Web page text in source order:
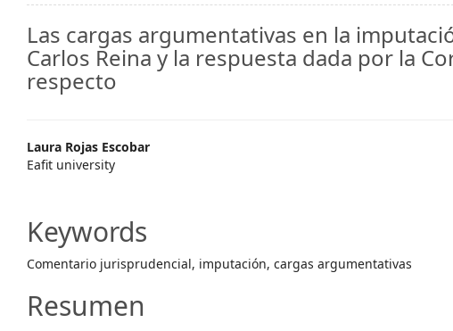
Las cargas argumentativas en la
Carlos Reina y la respuesta dada por la
respecto
Main
Article
Laura Rojas Escobar
Eafit university
Keywords
Comentario jurisprudencial, imputación, cargas argumentativas
Resumen